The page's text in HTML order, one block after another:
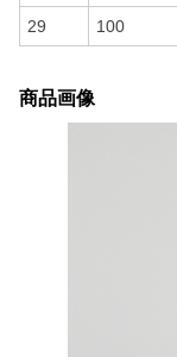
29 100
商品画像